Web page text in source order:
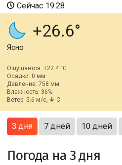
Сейчас 19:28
+26.6
Ясно
Ощущается: +22.4 °C
Осадки: 0 мм
Давление: 758 мм
Влажность: 36%
Ветер: 5.6 м/с,
С
3 дня 7 дней 10 дней
Погода на 3 дня